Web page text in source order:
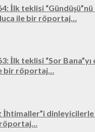
İlk teklisi
ile bir röportaj…
İlk teklisi “Sor
bir röportaj…
İhtimaller”i
röportaj…